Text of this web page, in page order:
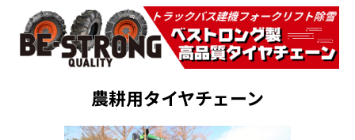
農耕用タイヤチェーン